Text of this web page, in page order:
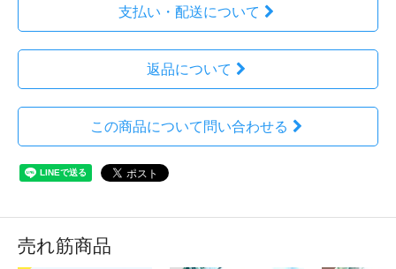
支払い・配送について
返品について
この商品について問い合わせる
売れ筋商品